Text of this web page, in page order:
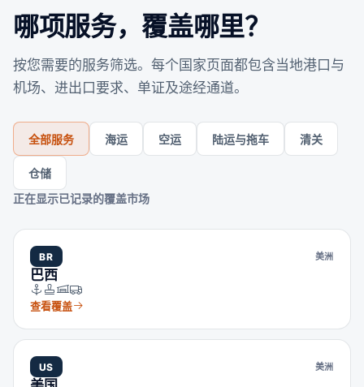
哪项服务，覆盖哪里？
按您需要的服务筛选。每个国家页面都包含当地港口与
机场、进出口要求、单证及途经通道。
全部服务 海运 空运 陆运与拖车 清关
仓储
正在显示已记录的覆盖市场
BR 美洲
巴西
查看覆盖
US 美洲